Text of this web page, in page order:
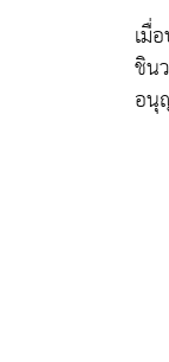
เมื่
ชิน
อนุ